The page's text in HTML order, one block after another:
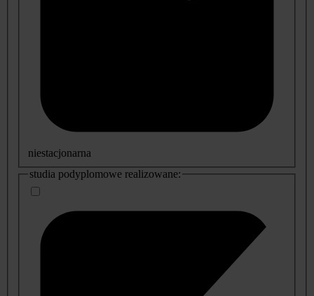
niestacjonarna
studia podyplomowe realizowane: